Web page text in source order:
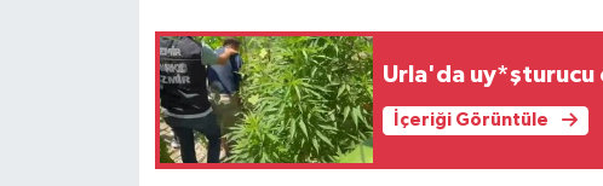
Urla'da uy*şturucu
İçeriği Görüntüle